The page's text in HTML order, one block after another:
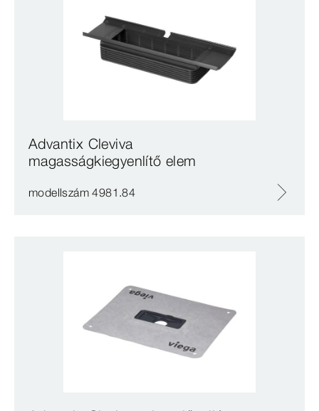
Advantix Cleviva
magasságkiegyenlítő elem
modellszám 4981.84